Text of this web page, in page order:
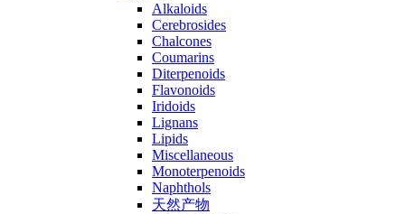
Alkaloids
Cerebrosides
Chalcones
Coumarins
Diterpenoids
Flavonoids
Iridoids
Lignans
Lipids
Miscellaneous
Monoterpenoids
Naphthols
天然产物